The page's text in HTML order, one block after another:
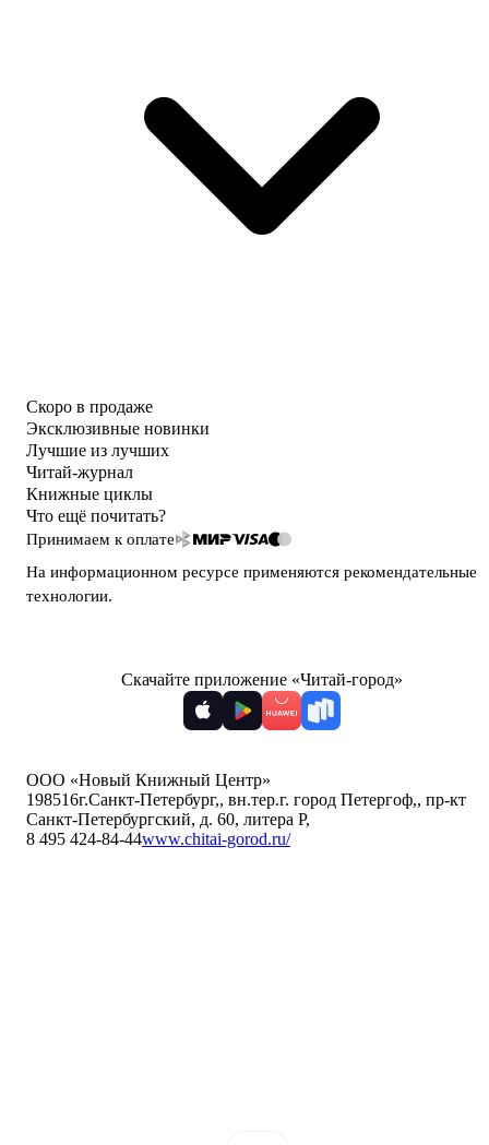
Скоро в продаже
Эксклюзивные новинки
Лучшие из лучших
Читай-журнал
Книжные циклы
Что ещё почитать?
Принимаем к оплате
На информационном ресурсе применяются рекомендательные
технологии.
Скачайте приложение «Читай-город»
ООО «Новый Книжный Центр»
198516г.Санкт-Петербург,, вн.тер.г. город Петергоф,, пр-кт
Санкт-Петербургский, д. 60, литера Р,
8 495 424-84-44www.chitai-gorod.ru/